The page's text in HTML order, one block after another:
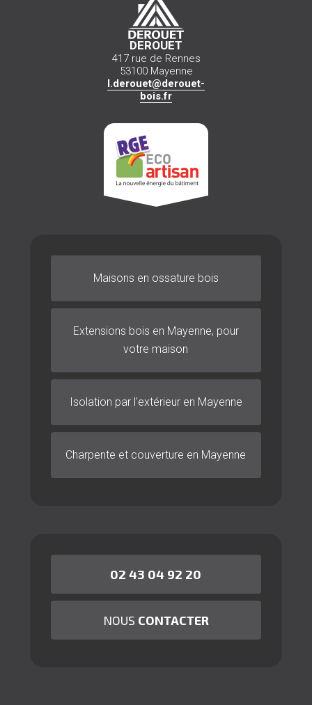
DEROUET
417 rue de Rennes
53100 Mayenne
l.derouet@derouet-
bois.fr
Maisons en ossature bois
Extensions bois en Mayenne, pour
votre maison
Isolation par l'extérieur en Mayenne
Charpente et couverture en Mayenne
02 43 04 92 20
NOUS CONTACTER